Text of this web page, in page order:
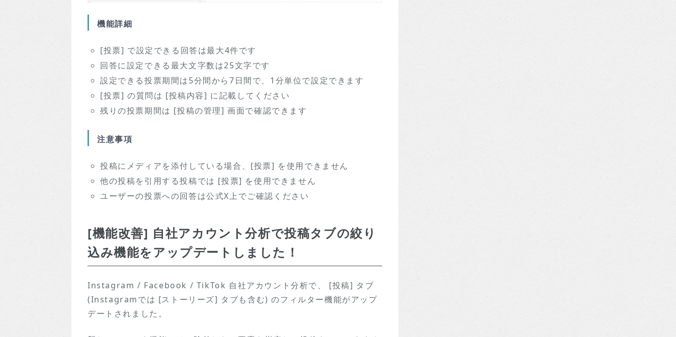
機能詳細
[投票] で設定できる回答は最大4件です
回答に設定できる最大文字数は25文字です
設定できる投票期間は5分間から7日間で、1分単位で設定できます
[投票] の質問は [投稿内容] に記載してください
残りの投票期間は [投稿の管理] 画面で確認できます
注意事項
投稿にメディアを添付している場合、[投票] を使用できません
他の投稿を引用する投稿では [投票] を使用できません
ユーザーの投票への回答は公式X上でご確認ください
[機能改善] 自社アカウント分析で投稿タブの絞り
込み機能をアップデートしました！
Instagram / Facebook / TikTok 自社アカウント分析で、 [投稿] タブ
(Instagramでは [ストーリーズ] タブも含む) のフィルター機能がアップ
デートされました。